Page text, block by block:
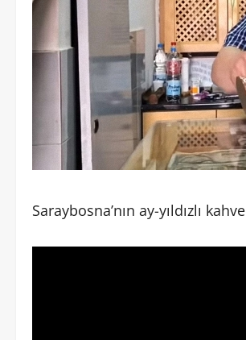
Saraybosna’nın ay-yıldızlı